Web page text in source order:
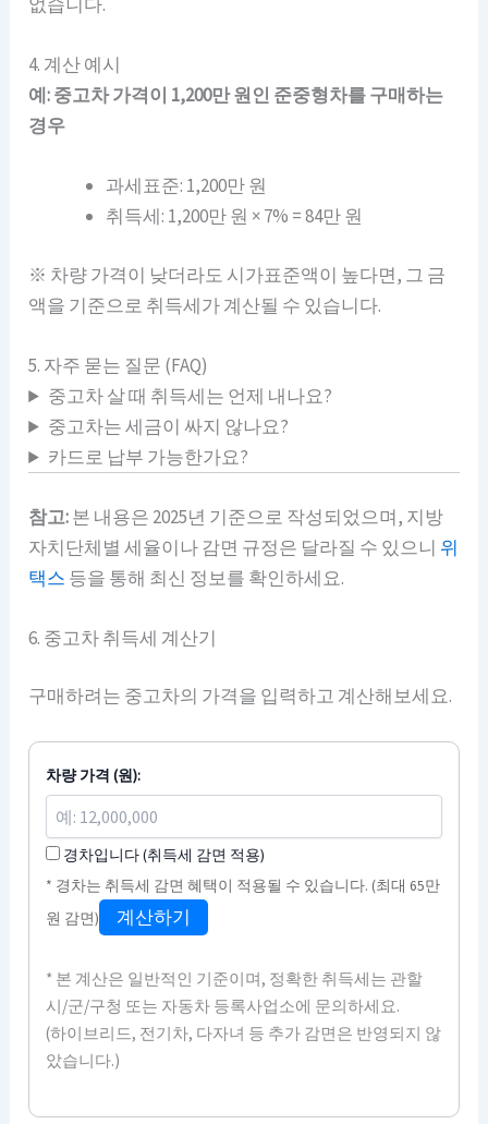
4. 계산 예시
예: 중고차 가격이 1,200만 원인 준중형차를 구매하는
경우
과세표준: 1,200만 원
취득세: 1,200만 원 × 7% = 84만 원
※ 차량 가격이 낮더라도 시가표준액이 높다면, 그 금
액을 기준으로 취득세가 계산될 수 있습니다.
5. 자주 묻는 질문 (FAQ)
중고차 살 때 취득세는 언제 내나요?
중고차는 세금이 싸지 않나요?
카드로 납부 가능한가요?
참고:본 내용은 2025년 기준으로 작성되었으며, 지방
자치단체별 세율이나 감면 규정은 달라질 수 있으니 위
택스 등을 통해 최신 정보를 확인하세요.
6. 중고차 취득세 계산기
구매하려는 중고차의 가격을 입력하고 계산해보세요.
차량 가격 (원):
경차입니다 (취득세 감면 적용)
* 경차는 취득세 감면 혜택이 적용될 수 있습니다. (최대 65만
원 감면)
계산하기
* 본 계산은 일반적인 기준이며, 정확한 취득세는 관할
시/군/구청 또는 자동차 등록사업소에 문의하세요.
(하이브리드, 전기차, 다자녀 등 추가 감면은 반영되지 않
았습니다.)